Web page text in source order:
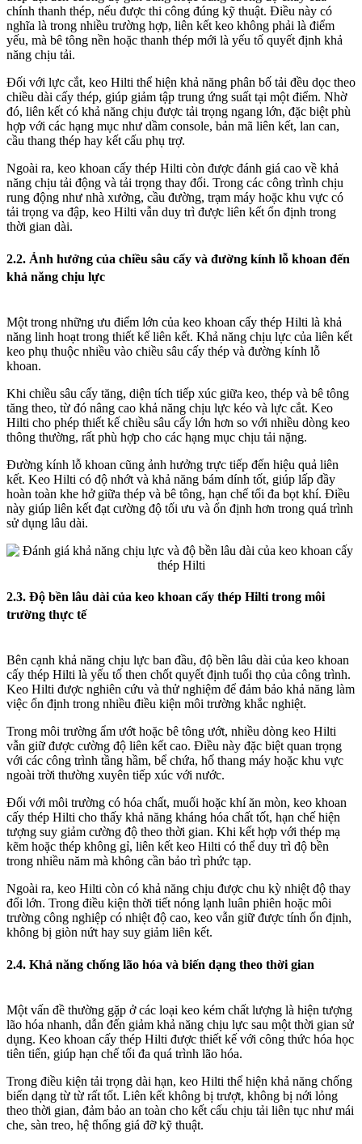
chính thanh thép, nếu được thi công đúng kỹ thuật. Điều này có
nghĩa là trong nhiều trường hợp, liên kết keo không phải là điểm
yếu, mà bê tông nền hoặc thanh thép mới là yếu tố quyết định khả
năng chịu tải.
Đối với lực cắt, keo Hilti thể hiện khả năng phân bố tải đều dọc theo
chiều dài cấy thép, giúp giảm tập trung ứng suất tại một điểm. Nhờ
đó, liên kết có khả năng chịu được tải trọng ngang lớn, đặc biệt phù
hợp với các hạng mục như dầm console, bản mã liên kết, lan can,
cầu thang thép hay kết cấu phụ trợ.
Ngoài ra, keo khoan cấy thép Hilti còn được đánh giá cao về khả
năng chịu tải động và tải trọng thay đổi. Trong các công trình chịu
rung động như nhà xưởng, cầu đường, trạm máy hoặc khu vực có
tải trọng va đập, keo Hilti vẫn duy trì được liên kết ổn định trong
thời gian dài.
2.2. Ảnh hưởng của chiều sâu cấy và đường kính lỗ khoan đến
khả năng chịu lực
Một trong những ưu điểm lớn của keo khoan cấy thép Hilti là khả
năng linh hoạt trong thiết kế liên kết. Khả năng chịu lực của liên kết
keo phụ thuộc nhiều vào chiều sâu cấy thép và đường kính lỗ
khoan.
Khi chiều sâu cấy tăng, diện tích tiếp xúc giữa keo, thép và bê tông
tăng theo, từ đó nâng cao khả năng chịu lực kéo và lực cắt. Keo
Hilti cho phép thiết kế chiều sâu cấy lớn hơn so với nhiều dòng keo
thông thường, rất phù hợp cho các hạng mục chịu tải nặng.
Đường kính lỗ khoan cũng ảnh hưởng trực tiếp đến hiệu quả liên
kết. Keo Hilti có độ nhớt và khả năng bám dính tốt, giúp lấp đầy
hoàn toàn khe hở giữa thép và bê tông, hạn chế tối đa bọt khí. Điều
này giúp liên kết đạt cường độ tối ưu và ổn định hơn trong quá trình
sử dụng lâu dài.
2.3. Độ bền lâu dài của keo khoan cấy thép Hilti trong môi
trường thực tế
Bên cạnh khả năng chịu lực ban đầu, độ bền lâu dài của keo khoan
cấy thép Hilti là yếu tố then chốt quyết định tuổi thọ của công trình.
Keo Hilti được nghiên cứu và thử nghiệm để đảm bảo khả năng làm
việc ổn định trong nhiều điều kiện môi trường khắc nghiệt.
Trong môi trường ẩm ướt hoặc bê tông ướt, nhiều dòng keo Hilti
vẫn giữ được cường độ liên kết cao. Điều này đặc biệt quan trọng
với các công trình tầng hầm, bể chứa, hố thang máy hoặc khu vực
ngoài trời thường xuyên tiếp xúc với nước.
Đối với môi trường có hóa chất, muối hoặc khí ăn mòn, keo khoan
cấy thép Hilti cho thấy khả năng kháng hóa chất tốt, hạn chế hiện
tượng suy giảm cường độ theo thời gian. Khi kết hợp với thép mạ
kẽm hoặc thép không gỉ, liên kết keo Hilti có thể duy trì độ bền
trong nhiều năm mà không cần bảo trì phức tạp.
Ngoài ra, keo Hilti còn có khả năng chịu được chu kỳ nhiệt độ thay
đổi lớn. Trong điều kiện thời tiết nóng lạnh luân phiên hoặc môi
trường công nghiệp có nhiệt độ cao, keo vẫn giữ được tính ổn định,
không bị giòn nứt hay suy giảm liên kết.
2.4. Khả năng chống lão hóa và biến dạng theo thời gian
Một vấn đề thường gặp ở các loại keo kém chất lượng là hiện tượng
lão hóa nhanh, dẫn đến giảm khả năng chịu lực sau một thời gian sử
dụng. Keo khoan cấy thép Hilti được thiết kế với công thức hóa học
tiên tiến, giúp hạn chế tối đa quá trình lão hóa.
Trong điều kiện tải trọng dài hạn, keo Hilti thể hiện khả năng chống
biến dạng từ từ rất tốt. Liên kết không bị trượt, không bị nới lỏng
theo thời gian, đảm bảo an toàn cho kết cấu chịu tải liên tục như mái
che, sàn treo, hệ thống giá đỡ kỹ thuật.